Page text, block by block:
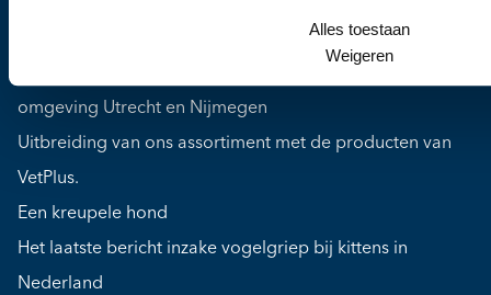
Alles toestaan
Weigeren
omgeving Utrecht en Nijmegen
Uitbreiding van ons assortiment met de producten van
VetPlus.
Een kreupele hond
Het laatste bericht inzake vogelgriep bij kittens in
Nederland